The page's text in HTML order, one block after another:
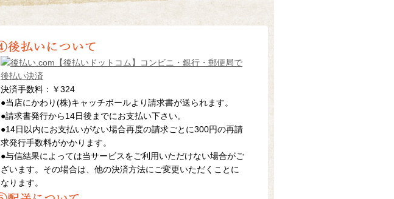
決済手数料：￥324
●当店にかわり(株)キャッチボールより請求書が送られます。
●請求書発行から14日後までにお支払い下さい。
●14日以内にお支払いがない場合再度の請求ごとに300円の再請
求発行手数料がかかります。
●与信結果によっては当サービスをご利用いただけない場合がご
ざいます。その場合は、他の決済方法にご変更いただくことに
なります。